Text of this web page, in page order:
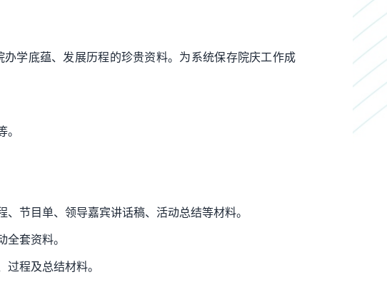
学底蕴、发展历程的珍贵资料。为系统保存院庆工作成
节目单、领导嘉宾讲话稿、活动总结等材料。
套资料。
程及总结材料。